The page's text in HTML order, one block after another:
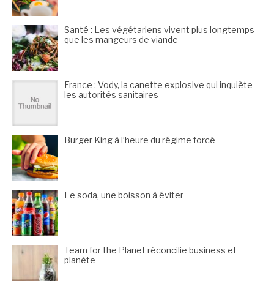
Santé : Les végétariens vivent plus longtemps
que les mangeurs de viande
France : Vody, la canette explosive qui inquiète
les autorités sanitaires
Burger King à l’heure du régime forcé
Le soda, une boisson à éviter
Team for the Planet réconcilie business et
planète